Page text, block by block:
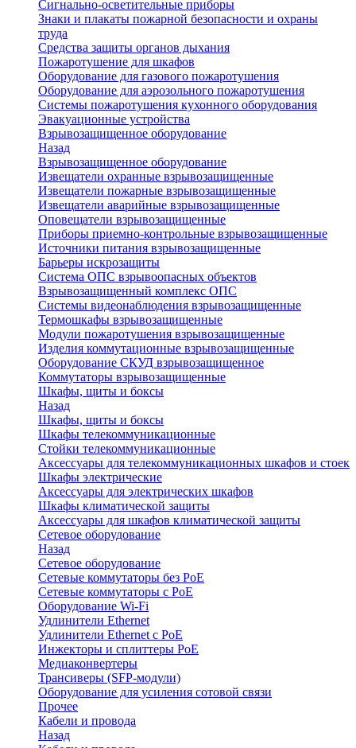
Сигнально-осветительные приборы
Знаки и плакаты пожарной безопасности и охраны
труда
Средства защиты органов дыхания
Пожаротушение для шкафов
Оборудование для газового пожаротушения
Оборудование для аэрозольного пожаротушения
Системы пожаротушения кухонного оборудования
Эвакуационные устройства
Взрывозащищенное оборудование
Назад
Взрывозащищенное оборудование
Извещатели охранные взрывозащищенные
Извещатели пожарные взрывозащищенные
Извещатели аварийные взрывозащищенные
Оповещатели взрывозащищенные
Приборы приемно-контрольные взрывозащищенные
Источники питания взрывозащищенные
Барьеры искрозащиты
Система ОПС взрывоопасных объектов
Взрывозащищенный комплекс ОПС
Системы видеонаблюдения взрывозащищенные
Термошкафы взрывозащищенные
Модули пожаротушения взрывозащищенные
Изделия коммутационные взрывозащищенные
Оборудование СКУД взрывозащищенное
Коммутаторы взрывозащищенные
Шкафы, щиты и боксы
Назад
Шкафы, щиты и боксы
Шкафы телекоммуникационные
Стойки телекоммуникационные
Аксессуары для телекоммуникационных шкафов и стоек
Шкафы электрические
Аксессуары для электрических шкафов
Шкафы климатической защиты
Аксессуары для шкафов климатической защиты
Сетевое оборудование
Назад
Сетевое оборудование
Сетевые коммутаторы без PoE
Сетевые коммутаторы с PoE
Оборудование Wi-Fi
Удлинители Ethernet
Удлинители Ethernet с PoE
Инжекторы и сплиттеры PoE
Медиаконвертеры
Трансиверы (SFP-модули)
Оборудование для усиления сотовой связи
Прочее
Кабели и провода
Назад